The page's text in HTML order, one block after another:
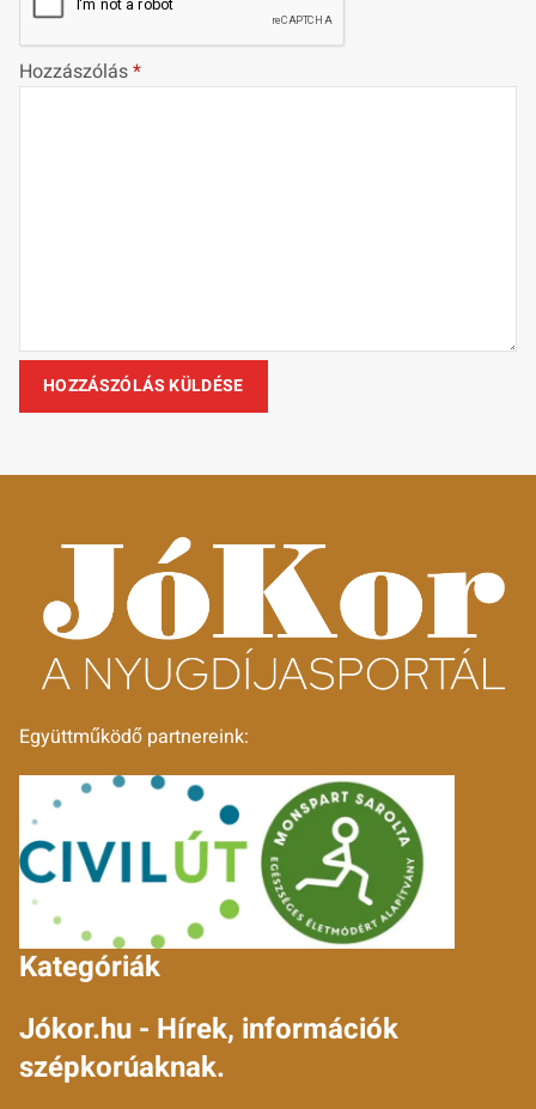
Hozzászólás*
Együttműködő partnereink:
Kategóriák
Jókor.hu - Hírek, információk
szépkorúaknak.